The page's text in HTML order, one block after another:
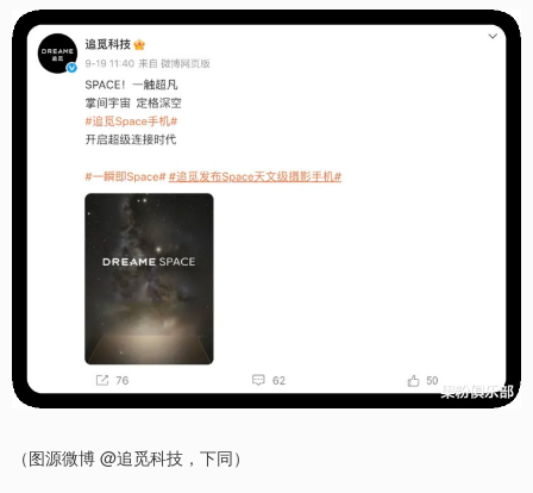
（图源微博 @追觅科技，下同）